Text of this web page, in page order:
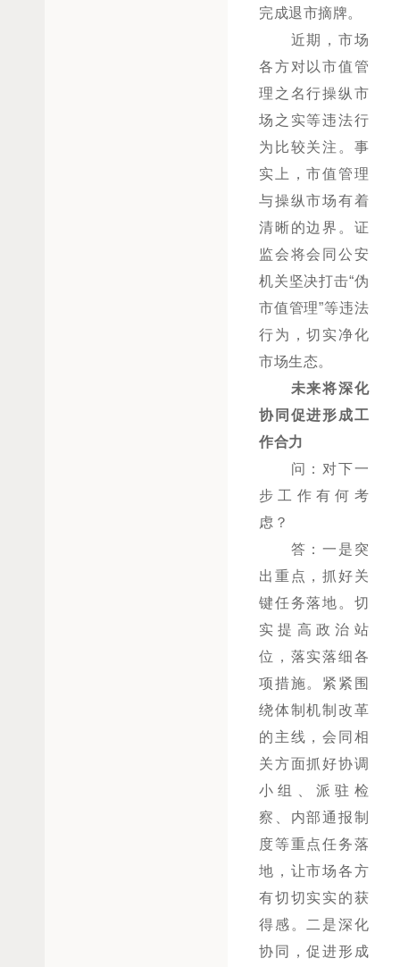
完成退市摘牌。
近期，市场
各方对以市值管
理之名行操纵市
场之实等违法行
为比较关注。事
实上，市值管理
与操纵市场有着
清晰的边界。证
监会将会同公安
机关坚决打击“伪
市值管理”等违法
行为，切实净化
市场生态。
未来将深化
协同促进形成工
作合力
问：对下一
步工作有何考
虑？
答：一是突
出重点，抓好关
键任务落地。切
实提高政治站
位，落实落细各
项措施。紧紧围
绕体制机制改革
的主线，会同相
关方面抓好协调
小组、派驻检
察、内部通报制
度等重点任务落
地，让市场各方
有切切实实的获
得感。二是深化
协同，促进形成